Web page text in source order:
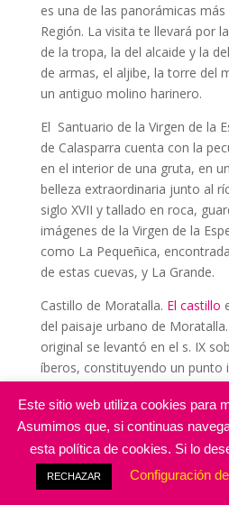
es una de las panorámicas
Región. La visita te llevará por
de la tropa, la del alcaide y la
de armas, el aljibe, la torre del
un antiguo molino harinero.
El Santuario de la Virgen de la
de Calasparra cuenta con la
en el interior de una gruta, en
belleza extraordinaria junto al
siglo XVII y tallado en roca,
imágenes de la Virgen de la
como La Pequeñica,
de estas cuevas, y La Grande.
Castillo de Moratalla. El castillo
del paisaje urbano de
original se levantó en el s. IX
íberos, constituyendo un punto
lo reconstruyó. En la
destaca la Torre del Homenaje
levantino. Entre otras
destacan los castillos de Lorca
Este sitio web utiliza cookies para
Asumimos que, si continuas
esta política de cookies. Si lo
RECHAZAR Configuración